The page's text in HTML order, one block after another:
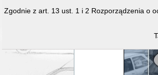
Zgodnie z art. 13 ust. 1 i 2 Rozporządzenia o